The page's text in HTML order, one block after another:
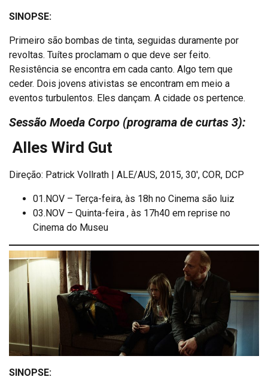
SINOPSE:
Primeiro são bombas de tinta, seguidas duramente por
revoltas. Tuítes proclamam o que deve ser feito.
Resistência se encontra em cada canto. Algo tem que
ceder. Dois jovens ativistas se encontram em meio a
eventos turbulentos. Eles dançam. A cidade os pertence.
Sessão Moeda Corpo (programa de curtas 3):
Alles Wird Gut
Direção: Patrick Vollrath | ALE/AUS, 2015, 30′, COR, DCP
01.NOV – Terça-feira, às 18h no Cinema são luiz
03.NOV – Quinta-feira , às 17h40 em reprise no
Cinema do Museu
SINOPSE: